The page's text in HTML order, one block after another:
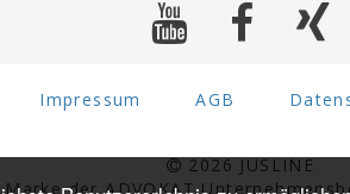
Impressum AGB
2026 JUSLINE
der ADVOKAT